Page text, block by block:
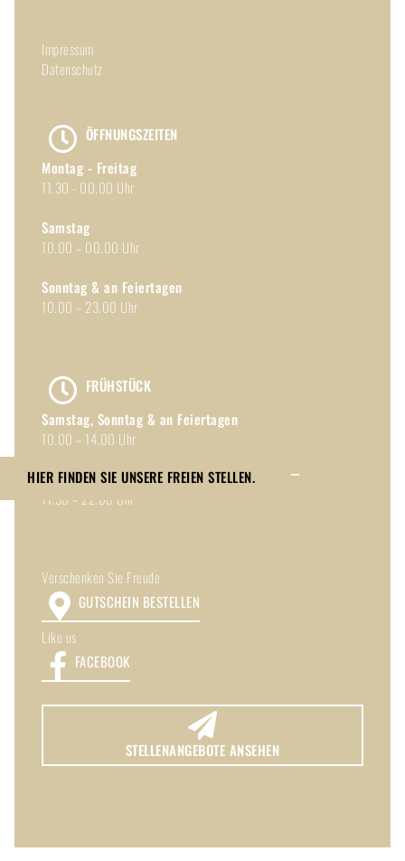
Impressum
Datenschutz
ÖFFNUNGSZEITEN
Montag - Freitag
11.30 - 00.00 Uhr
Samstag
10.00 – 00.00 Uhr
Sonntag & an Feiertagen
10.00 – 23.00 Uhr
FRÜHSTÜCK
Samstag, Sonntag & an Feiertagen
10.00 – 14.00 Uhr
Küche immer
11.30 – 22.00 Uhr
Verschenken Sie Freude
GUTSCHEIN BESTELLEN
Like us
FACEBOOK
STELLENANGEBOTE ANSEHEN
HIER FINDEN SIE UNSERE FREIEN STELLEN.